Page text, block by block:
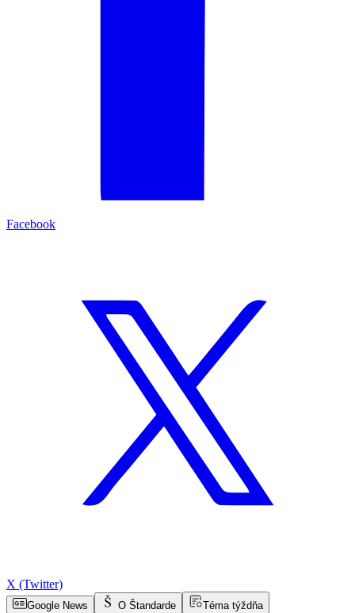
Facebook
X (Twitter)
Google News O Štandarde
Téma týždňa